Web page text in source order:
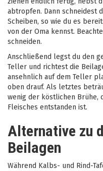
abtropfen. Dann schneidest
Scheiben, so wie du es
von der Oma kennst.
schneiden.
Anschließend legst du den
Teller und richtest die
ansehnlich auf dem Teller
oben drauf. Als letztes
wenig der köstlichen Brühe,
Fleisches entstanden ist.
Alternative zu
Beilagen
Während Kalbs- und Rind-